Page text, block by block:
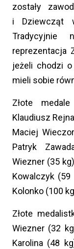
zostały
i Dziewcząt
Tradycyjnie
reprezentacja
jeżeli chodzi
mieli sobie
Złote
Klaudiusz
Maciej
Patryk
Wiezner (35
Kowalczyk (59
Kolonko (100
Złote
Wiezner (32
Karolina (48